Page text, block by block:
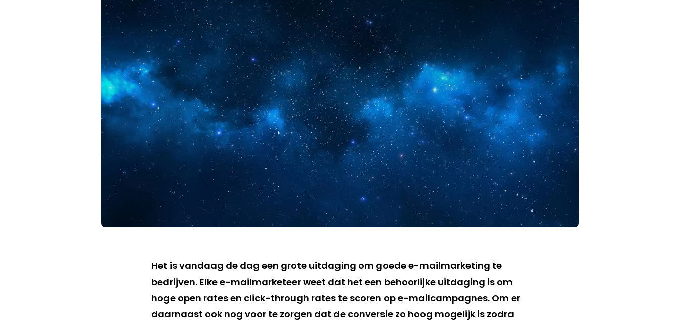
Het is vandaag de dag een grote uitdaging om goede e-mailmarketing te
bedrijven. Elke e-mailmarketeer weet dat het een behoorlijke uitdaging is om
hoge open rates en click-through rates te scoren op e-mailcampagnes. Om er
daarnaast ook nog voor te zorgen dat de conversie zo hoog mogelijk is zodra